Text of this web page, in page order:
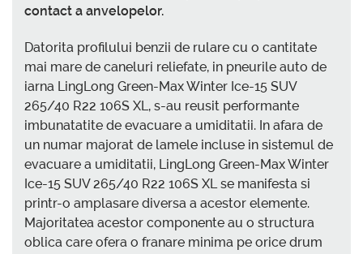
contact a anvelopelor.
Datorita profilului benzii de rulare cu o cantitate
mai mare de caneluri reliefate, in pneurile auto de
iarna LingLong Green-Max Winter Ice-15 SUV
265/40 R22 106S XL, s-au reusit performante
imbunatatite de evacuare a umiditatii. In afara de
un numar majorat de lamele incluse in sistemul de
evacuare a umiditatii, LingLong Green-Max Winter
Ice-15 SUV 265/40 R22 106S XL se manifesta si
printr-o amplasare diversa a acestor elemente.
Majoritatea acestor componente au o structura
oblica care ofera o franare minima pe orice drum